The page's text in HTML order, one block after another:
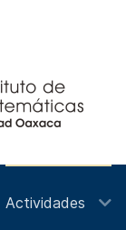
Actividades